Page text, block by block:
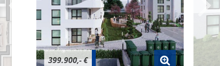
399.900,- €